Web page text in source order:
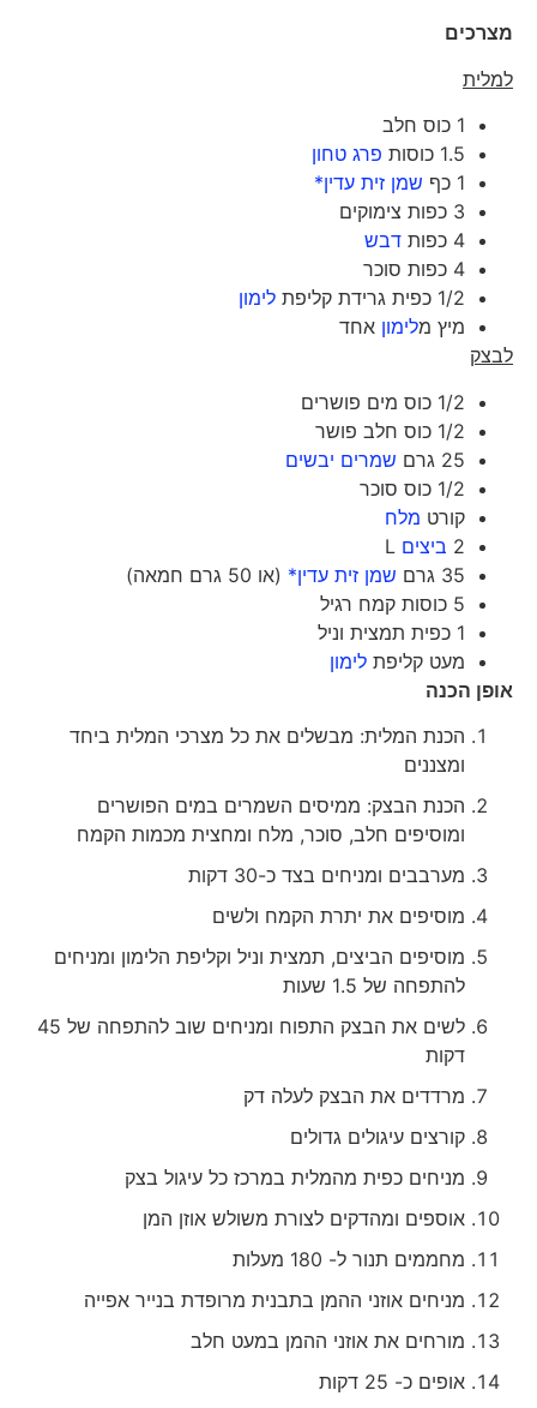
מצרכים
למלית
1 כוס חלב
1.5 כוסות
פרג טחון
1 כף
שמן זית עדין*
3 כפות צימוקים
4 כפות
דבש
4 כפות סוכר
1/2 כפית גרידת קליפת
לימון
מיץ מלימוןאחד
לבצק
1/2 כוס מים פושרים
1/2 כוס חלב פושר
25 גרם
שמרים יבשים
1/2 כוס סוכר
קורטמלח
2
ביציםL
35 גרם
שמן זית עדין*(או 50 גרם חמאה)
5 כוסות קמח רגיל
1 כפית תמצית וניל
מעט קליפתלימון
אופן הכנה
הכנת המלית: מבשלים את כל מצרכי המלית ביחד
ומצננים
הכנת הבצק: ממיסים השמרים במים הפושרים
ומוסיפים חלב, סוכר, מלח ומחצית מכמות הקמח
מערבבים ומניחים בצד כ-30 דקות
מוסיפים את יתרת הקמח ולשים
מוסיפים הביצים, תמצית וניל וקליפת הלימון ומניחים
להתפחה של 1.5 שעות
לשים את הבצק התפוח ומניחים שוב להתפחה של 45
דקות
מרדדים את הבצק לעלה דק
קורצים עיגולים גדולים
מניחים כפית מהמלית במרכז כל עיגול בצק
אוספים ומהדקים לצורת משולש אוזן המן
מחממים תנור ל- 180 מעלות
מניחים אוזני ההמן בתבנית מרופדת בנייר אפייה
מורחים את אוזני ההמן במעט חלב
אופים כ- 25 דקות